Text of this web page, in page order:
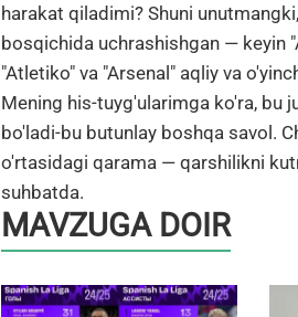
harakat qiladimi? Shuni
bosqichida uchrashishgan — keyin
"Atletiko" va "Arsenal" aqliy va
Mening his-tuyg'ularimga ko'ra, bu
bo'ladi-bu butunlay boshqa savol.
o'rtasidagi qarama — qarshilikni
suhbatda.
MAVZUGA DOIR